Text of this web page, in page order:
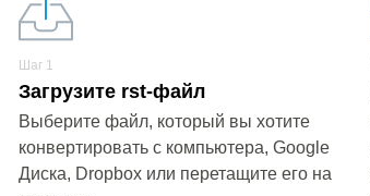
Шаг 1
Загрузите rst-файл
Выберите файл, который вы хотите
конвертировать с компьютера, Google
Диска, Dropbox или перетащите его на